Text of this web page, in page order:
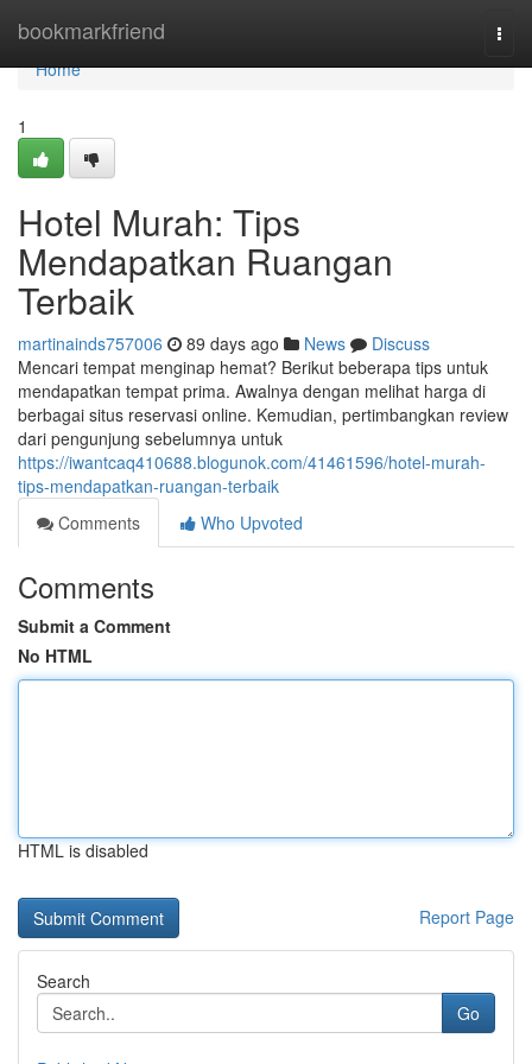
bookmarkfriend
Home
Home
1
Hotel Murah: Tips
Mendapatkan Ruangan
Terbaik
martinainds757006 89 days ago News
Discuss
Mencari tempat menginap hemat? Berikut beberapa tips untuk
mendapatkan tempat prima. Awalnya dengan melihat harga di
berbagai situs reservasi online. Kemudian, pertimbangkan review
dari pengunjung sebelumnya untuk
https://iwantcaq410688.blogunok.com/41461596/hotel-murah-
tips-mendapatkan-ruangan-terbaik
Comments
Who Upvoted
Comments
Submit a Comment
No HTML
HTML is disabled
Report Page
Search
Go